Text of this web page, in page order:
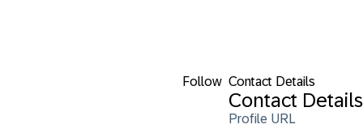
Follow Contact Details
Contact Details
Profile URL